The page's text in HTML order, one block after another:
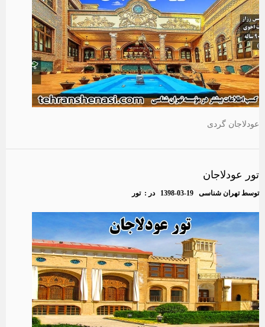
عودلاجان گردی
تور عودلاجان
توسطتهران شناسی 1398-03-19 در :تور